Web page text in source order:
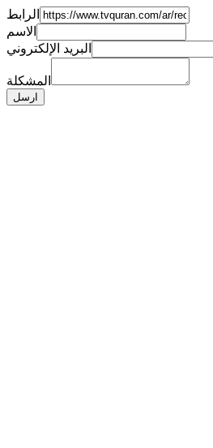
الرابط
الاسم
البريد الإلكتروني
المشكلة
ارسل